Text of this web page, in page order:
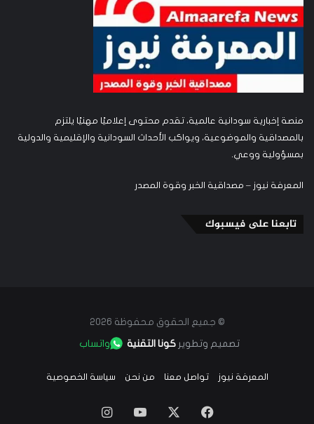
منصة إخبارية سودانية عالمية، تقدم محتوى إعلاميًا مهنيًا يلتزم
بالمصداقية والموضوعية، ويواكب الأحداث السودانية والإقليمية والدولية
بمسؤولية ووعي.
المعرفة نيوز – مصداقية الخبر وقوة المصدر
تابعنا على فيسبوك
© جميع الحقوق محفوظة 2026
تصميم وتطويركونا التقنية واتساب
المعرفة نيوز تواصل معنا من نحن سياسة الخصوصية
فيسبوك ‫YouTube